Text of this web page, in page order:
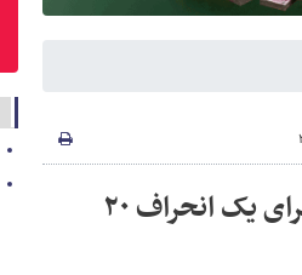
شلیک اشتباهی سرباز به سمت عراقی ها /ماجرای یک انحراف ۲۰